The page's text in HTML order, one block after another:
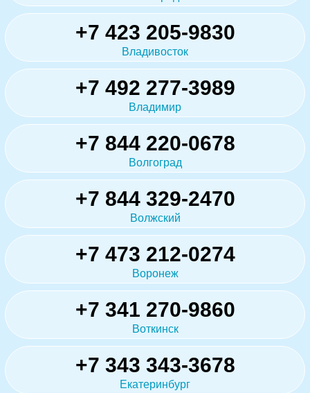
+7 423 205-9830
Владивосток
+7 492 277-3989
Владимир
+7 844 220-0678
Волгоград
+7 844 329-2470
Волжский
+7 473 212-0274
Воронеж
+7 341 270-9860
Воткинск
+7 343 343-3678
Екатеринбург